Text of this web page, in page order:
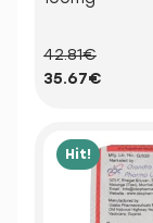
42.81€
35.67€
Hit!